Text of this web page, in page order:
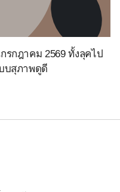
รกฎาคม 2569 ทั้งลุคไป
บสุภาพดูดี